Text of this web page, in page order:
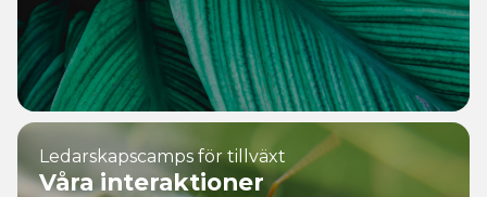
Våra interaktioner
Ledarskapscamps för tillväxt